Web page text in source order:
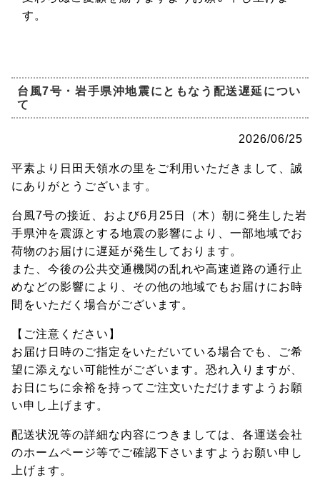
す。
台風7号・岩手県沖地震にともなう配送遅延につい
て
2026/06/25
平素より日田天領水の里をご利用いただきまして、誠
にありがとうございます。
台風7号の接近、および6月25日（木）朝に発生した岩
手県沖を震源とする地震の影響により、一部地域でお
荷物のお届けに遅延が発生しております。
また、今後の公共交通機関の乱れや高速道路の通行止
めなどの影響により、その他の地域でもお届けにお時
間をいただく場合がございます。
【ご注意ください】
お届け日時のご指定をいただいている場合でも、ご希
望に添えない可能性がございます。恐れ入りますが、
お日にちに余裕を持ってご注文いただけますようお願
い申し上げます。
配送状況等の詳細な内容につきましては、各運送会社
のホームページ等でご確認下さいますようお願い申し
上げます。